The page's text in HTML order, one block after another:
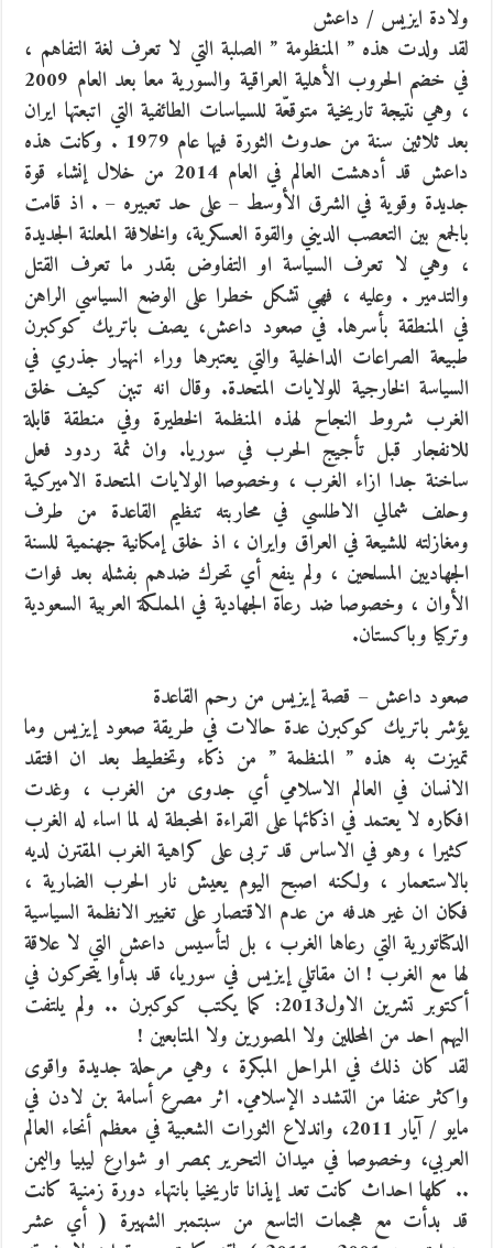
ولادة ايزيس / داعش
لقد ولدت هذه ” المنظومة ” الصلبة التي لا تعرف لغة التفاهم ،
في خضم الحروب الأهلية العراقية والسورية معا بعد العام 2009
، وهي نتيجة تاريخية متوقعّة للسياسات الطائفية التي اتبعتها ايران
بعد ثلاثين سنة من حدوث الثورة فيها عام 1979 . وكانت هذه
داعش قد أدهشت العالم في العام 2014 من خلال إنشاء قوة
جديدة وقوية في الشرق الأوسط – على حد تعبيره – . اذ قامت
بالجمع بين التعصب الديني والقوة العسكرية، والخلافة المعلنة الجديدة
، وهي لا تعرف السياسة او التفاوض بقدر ما تعرف القتل
والتدمير . وعليه ، فهي تشكل خطرا على الوضع السياسي الراهن
في المنطقة بأسرها. في صعود داعش، يصف باتريك كوكبرن
طبيعة الصراعات الداخلية والتي يعتبرها وراء انهيار جذري في
السياسة الخارجية للولايات المتحدة. وقال انه تبين كيف خلق
الغرب شروط النجاح لهذه المنظمة الخطيرة وفي منطقة قابلة
للانفجار قبل تأجيج الحرب في سوريا. وان ثمة ردود فعل
ساخنة جدا ازاء الغرب ، وخصوصا الولايات المتحدة الاميركية
وحلف شمالي الاطلسي في محاربته تنظيم القاعدة من طرف
ومغازلته للشيعة في العراق وايران ، اذ خلق إمكانية جهنمية للسنة
الجهاديين المسلحين ، ولم ينفع أي تحرك ضدهم بفشله بعد فوات
الأوان ، وخصوصا ضد رعاة الجهادية في المملكة العربية السعودية
وتركيا وباكستان.
صعود داعش – قصة إيزيس من رحم القاعدة
يؤشر باتريك كوكبرن عدة حالات في طريقة صعود إيزيس وما
تميزت به هذه ” المنظمة ” من ذكاء وتخطيط بعد ان افتقد
الانسان في العالم الاسلامي أي جدوى من الغرب ، وغدت
افكاره لا يعتمد في اذكائها على القراءة المحبطة له لما اساء له الغرب
كثيرا ، وهو في الاساس قد تربى على كراهية الغرب المقترن لديه
بالاستعمار ، ولكنه اصبح اليوم يعيش نار الحرب الضارية ،
فكان ان غير هدفه من عدم الاقتصار على تغيير الانظمة السياسية
الدكتاتورية التي رعاها الغرب ، بل لتأسيس داعش التي لا علاقة
لها مع الغرب ! ان مقاتلي إيزيس في سوريا، قد بدأوا يتحركون في
أكتوبر تشرين الاول2013: كما يكتب كوكبرن .. ولم يلتفت
اليهم احد من المحللين ولا المصورين ولا المتابعين !
لقد كان ذلك في المراحل المبكرة ، وهي مرحلة جديدة واقوى
واكثر عنفا من التشدد الإسلامي. اثر مصرع أسامة بن لادن في
مايو / آيار 2011، واندلاع الثورات الشعبية في معظم أنحاء العالم
العربي، وخصوصا في ميدان التحرير بمصر او شوارع ليبيا واليمن
.. كلها احداث كانت تعد إيذانا تاريخيا بانتهاء دورة زمنية كانت
قد بدأت مع هجمات التاسع من سبتمبر الشهيرة ( أي عشر